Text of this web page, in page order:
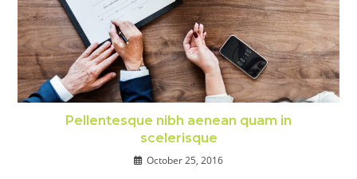
Pellentesque nibh aenean quam in
scelerisque
October 25, 2016